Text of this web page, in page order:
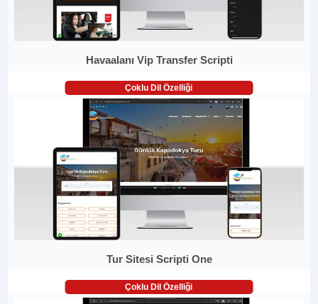
Havaalanı Vip Transfer Scripti
Çoklu Dil Özelliği
Tur Sitesi Scripti One
Çoklu Dil Özelliği